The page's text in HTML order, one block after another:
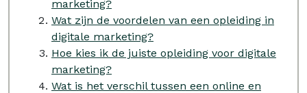
marketing?
Wat zijn de voordelen van een opleiding in
digitale marketing?
Hoe kies ik de juiste opleiding voor digitale
marketing?
Wat is het verschil tussen een online en